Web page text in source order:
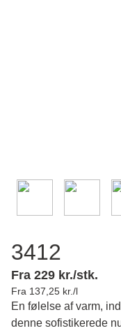
3412
Fra 229 kr./stk.
Fra 137,25 kr./l
En følelse af varm,
denne sofistikerede